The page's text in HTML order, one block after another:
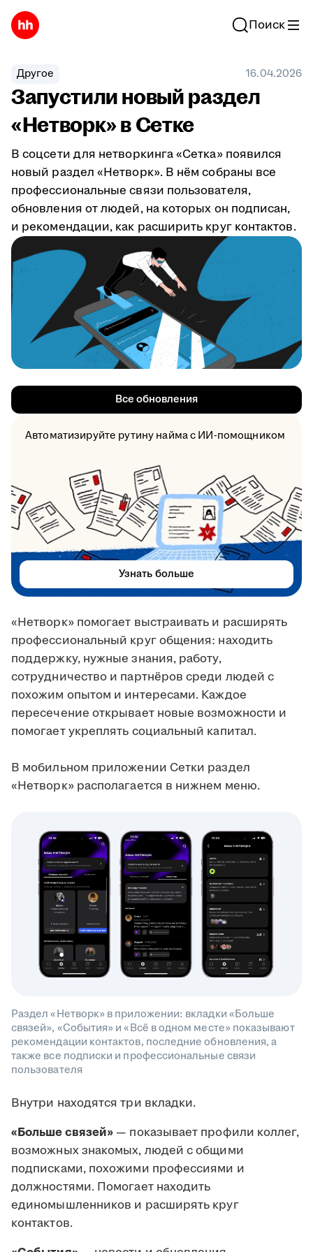
Поиск
Другое 16.04.2026
Запустили новый раздел
«Нетворк» в Сетке
В соцсети для нетворкинга «Сетка» появился
новый раздел «Нетворк». В нём собраны все
профессиональные связи пользователя,
обновления от людей, на которых он подписан,
и рекомендации, как расширить круг контактов.
«Нетворк» помогает выстраивать и расширять
профессиональный круг общения: находить
поддержку, нужные знания, работу,
сотрудничество и партнёров среди людей с
похожим опытом и интересами. Каждое
пересечение открывает новые возможности и
помогает укреплять социальный капитал.
В мобильном приложении Сетки раздел
«Нетворк» располагается в нижнем меню.
Раздел «Нетворк» в приложении: вкладки «Больше
связей», «События» и «Всё в одном месте» показывают
рекомендации контактов, последние обновления, а
также все подписки и профессиональные связи
пользователя
Внутри находятся три вкладки.
«Больше связей» — показывает профили коллег,
возможных знакомых, людей с общими
подписками, похожими профессиями и
должностями. Помогает находить
единомышленников и расширять круг
контактов.
Все обновления
Автоматизируйте рутину найма с ИИ-помощником
Узнать больше